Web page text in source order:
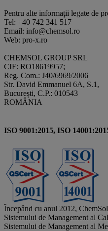
Pentru alte informații legate de
Tel: +40 742 341 517
Email: info@chemsol.ro
Web: pro-x.ro
CHEMSOL GROUP SRL
CIF: RO18619957;
Reg. Com.: J40/6969/2006
Str. David Emmanuel 6A, S.1,
București, C.P.: 010543
ROMÂNIA
ISO 9001:2015, ISO
Începând cu anul 2012,
Sistemului de Management al
Sistemului de Management al